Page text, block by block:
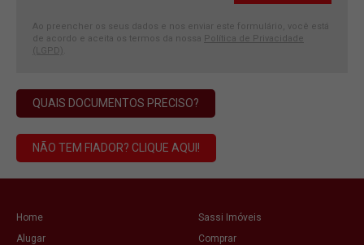
Ao preencher os seus dados e nos enviar este formulário, você está
de acordo e aceita os termos da nossa Política de Privacidade
(LGPD)
QUAIS DOCUMENTOS PRECISO?
NÃO TEM FIADOR? CLIQUE AQUI!
Home
Sassi Imóveis
Alugar
Comprar